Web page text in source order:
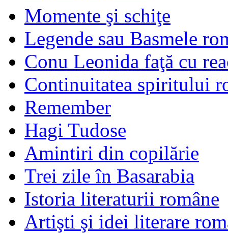
Momente şi schiţe
Legende sau Basmele
Conu Leonida faţă cu
Continuitatea spiritului
Remember
Hagi Tudose
Amintiri din copilărie
Trei zile în Basarabia
Istoria literaturii române
Artişti şi idei literare